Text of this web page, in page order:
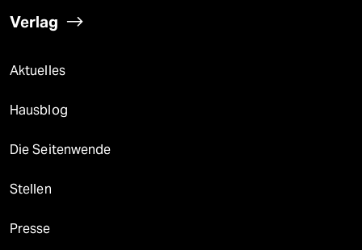
Verlag
Aktuelles
Hausblog
Die Seitenwende
Stellen
Presse